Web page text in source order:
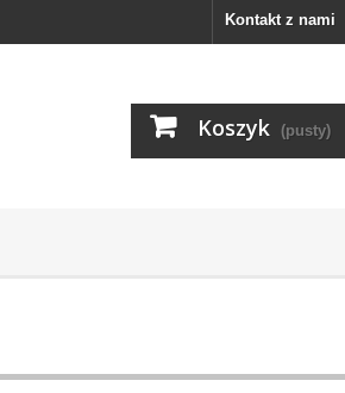
Kontakt z nami
Koszyk (pusty)